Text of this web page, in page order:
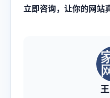
立即咨询，让你的网站